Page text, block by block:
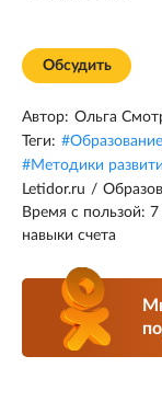
Обсудить
Автор: Ольга
Теги: #Образование
#Методики
Letidor.ru /
Время с пользой:
навыки счета